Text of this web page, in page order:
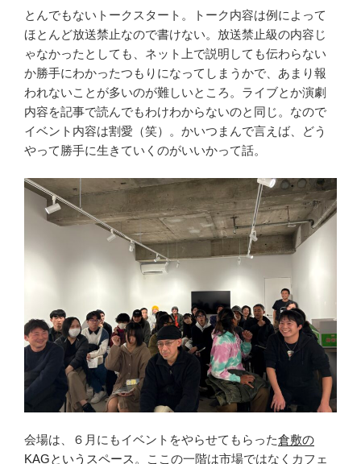
とんでもないトークスタート。トーク内容は例によって
ほとんど放送禁止なので書けない。放送禁止級の内容じ
ゃなかったとしても、ネット上で説明しても伝わらない
か勝手にわかったつもりになってしまうかで、あまり報
われないことが多いのが難しいところ。ライブとか演劇
内容を記事で読んでもわけわからないのと同じ。なので
イベント内容は割愛（笑）。かいつまんで言えば、どう
やって勝手に生きていくのがいいかって話。
会場は、６月にもイベントをやらせてもらった倉敷の
KAGというスペース 。ここの一階は市場ではなくカフェ